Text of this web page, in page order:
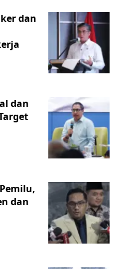
dan
dan
dan